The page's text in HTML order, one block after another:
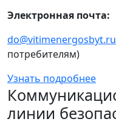
Электронная почта:
do@vitimenergosbyt.ru
потребителям)
Узнать подробнее
линии